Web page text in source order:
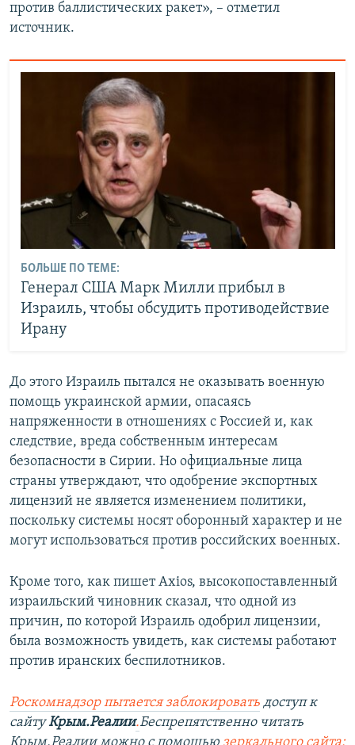
против баллистических ракет», – отметил
источник.
БОЛЬШЕ ПО ТЕМЕ:
Генерал США Марк Милли прибыл в
Израиль, чтобы обсудить противодействие
Ирану
До этого Израиль пытался не оказывать военную
помощь украинской армии, опасаясь
напряженности в отношениях с Россией и, как
следствие, вреда собственным интересам
безопасности в Сирии. Но официальные лица
страны утверждают, что одобрение экспортных
лицензий не является изменением политики,
поскольку системы носят оборонный характер и не
могут использоваться против российских военных.
Кроме того, как пишет Axios, высокопоставленный
израильский чиновник сказал, что одной из
причин, по которой Израиль одобрил лицензии,
была возможность увидеть, как системы работают
против иранских беспилотников.
Роскомнадзор пытается заблокировать доступ к
сайтуКрым.Реалии.Беспрепятственно читать
Крым.Реалии можно с помощью зеркального сайта: